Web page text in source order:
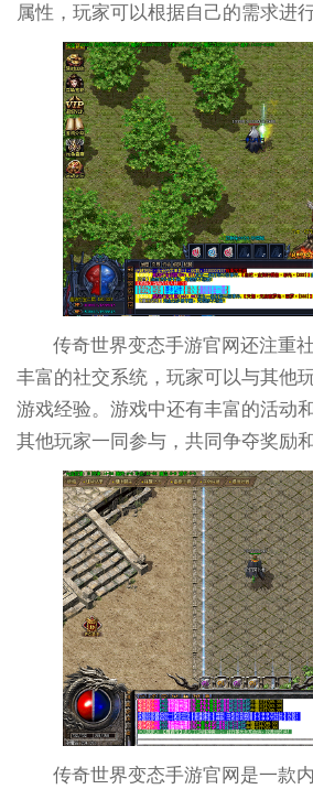
属性，玩家可以根据自己的需求进行
传奇世界变态手游官网还注重
丰富的社交系统，玩家可以与其他
游戏经验。游戏中还有丰富的活动
其他玩家一同参与，共同争夺奖励和
传奇世界变态手游官网是一款